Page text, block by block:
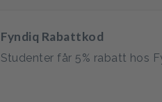
Fyndiq Rabattkod
Studenter får 5% rabatt hos